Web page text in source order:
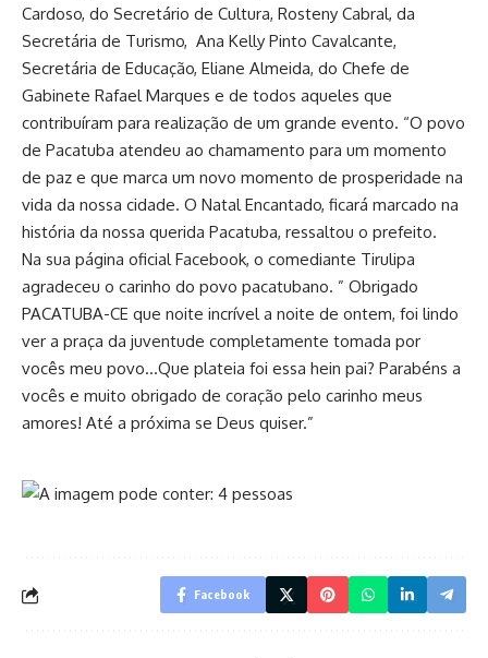
Cardoso, do Secretário de Cultura, Rosteny Cabral, da
Secretária de Turismo, Ana Kelly Pinto Cavalcante,
Secretária de Educação, Eliane Almeida, do Chefe de
Gabinete Rafael Marques e de todos aqueles que
contribuíram para realização de um grande evento. “O povo
de Pacatuba atendeu ao chamamento para um momento
de paz e que marca um novo momento de prosperidade na
vida da nossa cidade. O Natal Encantado, ficará marcado na
história da nossa querida Pacatuba, ressaltou o prefeito.
Na sua página oficial Facebook, o comediante Tirulipa
agradeceu o carinho do povo pacatubano. ” Obrigado
PACATUBA-CE que noite incrível a noite de ontem, foi lindo
ver a praça da juventude completamente tomada por
vocês meu povo…Que plateia foi essa hein pai? Parabéns a
vocês e muito obrigado de coração pelo carinho meus
amores! Até a próxima se Deus quiser.”
Facebook